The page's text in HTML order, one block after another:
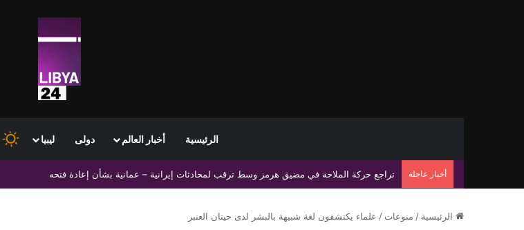
الرئيسية أخبار العالم دولى ليبيا
أخبار عاجلة رئيس الحكومة الليبية يبحث مع مسؤولي الصليب الأحمر والهلال الأحمر تعزيز التعاون الإنساني وملف
الرئيسية / منوعات / علماء يكتشفون لغة شبيهة بالبشر لدى حيتان العنبر